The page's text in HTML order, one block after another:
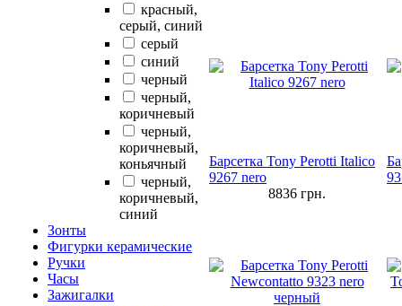
красный,
серый, синий
серый
синий
черный
черный,
коричневый
черный,
коричневый,
коньячный
черный,
коричневый,
синий
Зонты
Фигурки керамические
Ручки
Часы
Зажигалки
Барсетка Tony Perotti Italico
9267 nero
8836 грн.